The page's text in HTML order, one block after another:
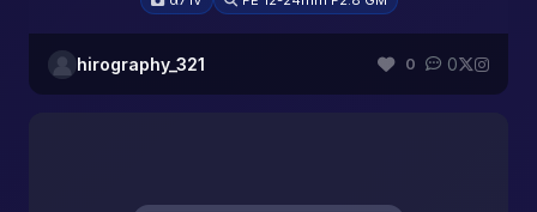
hirography_321 0 0